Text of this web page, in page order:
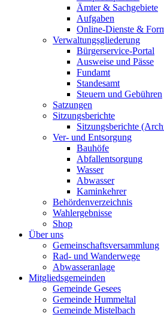
Ämter & Sachgebiete
Aufgaben
Online-Dienste &
Verwaltungsgliederung
Bürgerservice-Portal
Ausweise und Pässe
Fundamt
Standesamt
Steuern und Gebühren
Satzungen
Sitzungsberichte
Sitzungsberichte
Ver- und Entsorgung
Bauhöfe
Abfallentsorgung
Wasser
Abwasser
Kaminkehrer
Behördenverzeichnis
Wahlergebnisse
Shop
Über uns
Gemeinschaftsversammlung
Rad- und Wanderwege
Abwasseranlage
Mitgliedsgemeinden
Gemeinde Gesees
Gemeinde Hummeltal
Gemeinde Mistelbach